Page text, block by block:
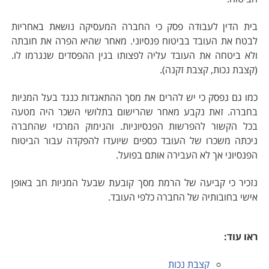
בית הדין לעבודה פסק כי החברה המעסיקה נושאת באחריות
לבטח את העובד בביטוח פנסיוני. מאחר שהיא הפרה את חובתה
ולא ביטחה את העובד עליה לפצותו בגין ההפסדים שנגרמו לו.
(קצבת נכות, קצבת זקנה).
כמו גם נפסק כי יש להרים את מסך ההתאגדות כנגד בעל המניות
בחברה. זאת נקבע מאחר שהרישום בתלושי השכר היה מטעה
בכל הקשור להפרשות הפנסיוניות. והנימוק המרכזי שהחברה
ניכתה משכרו של העובד כספים שיועדו להפקדה עבור הביטוח
הפנסיוני אך לא העבירה אותם בפועל.
נזכיר כי קביעה של הרמת מסך קובעת שבעל המניות חב באופן
אישי בחובותיה של החברה כלפי העובד.
ראו עוד:
קצבת נכות